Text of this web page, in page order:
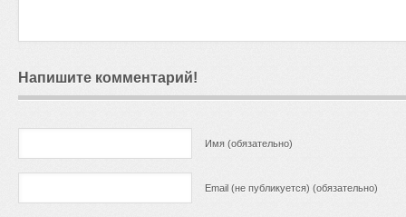
Напишите комментарий!
Имя (обязательно)
Email (не публикуется) (обязательно)